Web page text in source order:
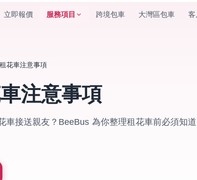
立即報價 服務項目 跨境包車 大灣區包車 客
租花車注意事項
注意事項
車接送親友？BeeBus 為你整理租花車前必須知